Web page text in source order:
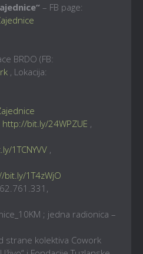
– FB page:
BRDO (FB:
, Lokacija:
http://bit.ly/24WPZUE ,
1TCNYVV ,
bit.ly/1T4zWjO
; jedna radionica –
strane kolektiva Cowork